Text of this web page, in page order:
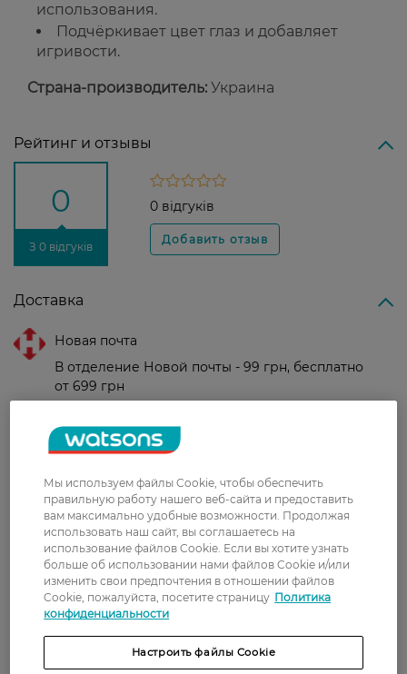
использования.
Подчёркивает цвет глаз и добавляет
игривости.
Страна-производитель: Украина
Рейтинг и отзывы
0
З 0 відгуків
0 відгуків
Доставка
Новая почта
В отделение Новой почты - 99 грн, бесплатно
от 699 грн
Стоимость доставки – 79 грн, бесплатная
Забрать сегодня в магазине Watsons
Стоимость доставки – 0 грн
Показать больше
Оплата
Оплата картой
Послеоплата
Мы используем файлы Cookie, чтобы обеспечить
правильную работу нашего веб-сайта и предоставить
вам максимально удобные возможности. Продолжая
использовать наш сайт, вы соглашаетесь на
использование файлов Cookie. Если вы хотите узнать
больше об использовании нами файлов Cookie и/или
изменить свои предпочтения в отношении файлов
Cookie, пожалуйста, посетите страницу Политика
конфиденциальности
Настроить файлы Cookie